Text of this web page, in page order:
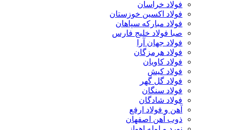
فولاد خراسان
فولاد اکسین خوزستان
فولاد مبارکه سپاهان
صبا فولاد خلیج فارس
فولاد جهان آرا
فولاد هرمزگان
فولاد کاویان
فولاد کیش
فولاد گل گهر
فولاد سنگان
فولاد شادگان
آهن و فولاد ارفع
ذوب آهن اصفهان